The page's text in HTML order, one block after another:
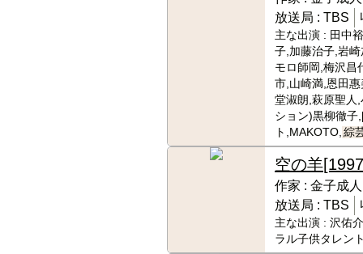
放送局 : TBS
主な出演 : 田中
子,加藤治子,岩
モロ師岡,梅沢昌
市,山崎満,恩田
堂淑朗,萩原聖人
ション)黒柳徹子
ト,MAKOTO, 綜
空の羊
作家 : 金子成人
放送局 : TBS
主な出演 : 沢佑
ラル子供タレン